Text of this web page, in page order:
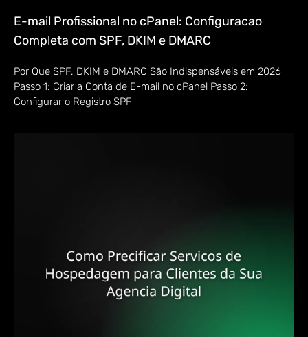
E-mail Profissional no cPanel: Configuracao
Completa com SPF, DKIM e DMARC
Por Que SPF, DKIM e DMARC São Indispensáveis em 2026
Passo 1: Criar a Conta de E-mail no cPanel Passo 2:
Configurar o Registro SPF